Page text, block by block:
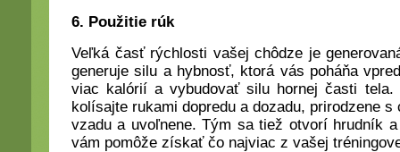
6. Použitie rúk
Veľká časť rýchlosti vašej chôdze je
generuje silu a hybnosť, ktorá vás poháňa
viac kalórií a vybudovať silu hornej časti
kolísajte rukami dopredu a dozadu, prirodzene
vzadu a uvoľnene. Tým sa tiež otvorí hrudník
vám pomôže získať čo najviac z vašej